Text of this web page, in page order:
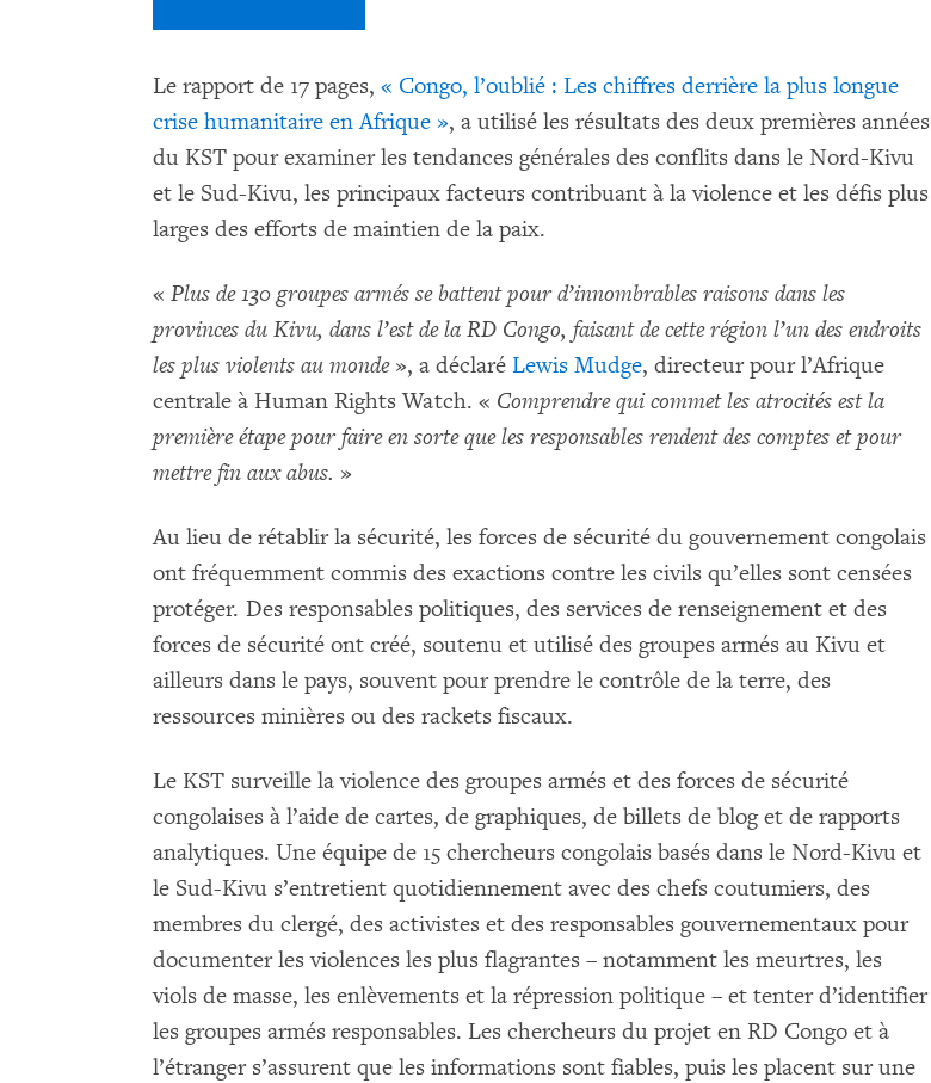
Le rapport de 17 pages, « Congo, l’oublié : Les chiffres derrière la plus longue
crise humanitaire en Afrique », a utilisé les résultats des deux premières années
du KST pour examiner les tendances générales des conflits dans le Nord-Kivu
et le Sud-Kivu, les principaux facteurs contribuant à la violence et les défis plus
larges des efforts de maintien de la paix.
« Plus de 130 groupes armés se battent pour d’innombrables raisons dans les
provinces du Kivu, dans l’est de la RD Congo, faisant de cette région l’un des endroits
les plus violents au monde », a déclaré Lewis Mudge, directeur pour l’Afrique
centrale à Human Rights Watch. « Comprendre qui commet les atrocités est la
première étape pour faire en sorte que les responsables rendent des comptes et pour
mettre fin aux abus. »
Au lieu de rétablir la sécurité, les forces de sécurité du gouvernement congolais
ont fréquemment commis des exactions contre les civils qu’elles sont censées
protéger. Des responsables politiques, des services de renseignement et des
forces de sécurité ont créé, soutenu et utilisé des groupes armés au Kivu et
ailleurs dans le pays, souvent pour prendre le contrôle de la terre, des
ressources minières ou des rackets fiscaux.
Le KST surveille la violence des groupes armés et des forces de sécurité
congolaises à l’aide de cartes, de graphiques, de billets de blog et de rapports
analytiques. Une équipe de 15 chercheurs congolais basés dans le Nord-Kivu et
le Sud-Kivu s’entretient quotidiennement avec des chefs coutumiers, des
membres du clergé, des activistes et des responsables gouvernementaux pour
documenter les violences les plus flagrantes – notamment les meurtres, les
viols de masse, les enlèvements et la répression politique – et tenter d’identifier
les groupes armés responsables. Les chercheurs du projet en RD Congo et à
l’étranger s’assurent que les informations sont fiables, puis les placent sur une